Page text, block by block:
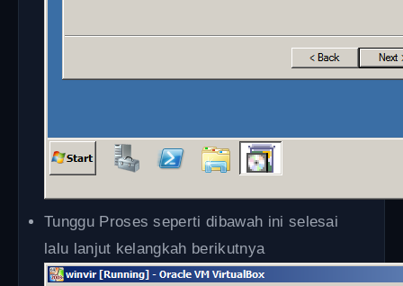
Tunggu Proses seperti dibawah ini selesai
lalu lanjut kelangkah berikutnya